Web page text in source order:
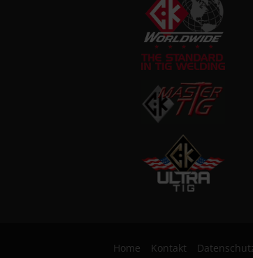
Home Kontakt